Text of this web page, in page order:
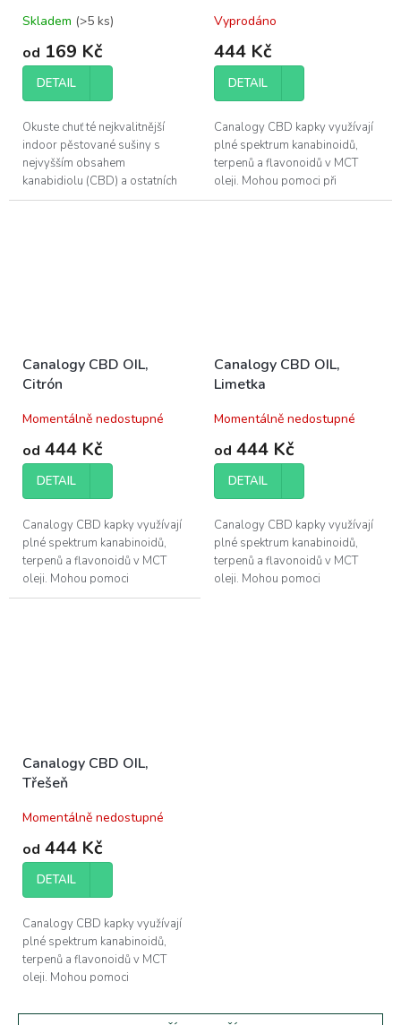
Skladem (>5 ks)
od 169 Kč
DETAIL
Okuste chuť té nejkvalitnější
indoor pěstované sušiny s
nejvyšším obsahem
kanabidiolu (CBD) a ostatních
účinných látek, které konopí
Vyprodáno
444 Kč
DETAIL
Canalogy CBD kapky využívají
plné spektrum kanabinoidů,
terpenů a flavonoidů v MCT
oleji. Mohou pomoci při
regeneraci svalů a zlepšení
Canalogy CBD OIL,
Citrón
Momentálně nedostupné
od 444 Kč
DETAIL
Canalogy CBD kapky využívají
plné spektrum kanabinoidů,
terpenů a flavonoidů v MCT
oleji. Mohou pomoci
při regeneraci svalů a zlepšení
Canalogy CBD OIL,
Limetka
Momentálně nedostupné
od 444 Kč
DETAIL
Canalogy CBD kapky využívají
plné spektrum kanabinoidů,
terpenů a flavonoidů v MCT
oleji. Mohou pomoci
Canalogy CBD OIL,
Třešeň
Momentálně nedostupné
od 444 Kč
DETAIL
Canalogy CBD kapky využívají
plné spektrum kanabinoidů,
terpenů a flavonoidů v MCT
oleji. Mohou pomoci
kvality vašeho...